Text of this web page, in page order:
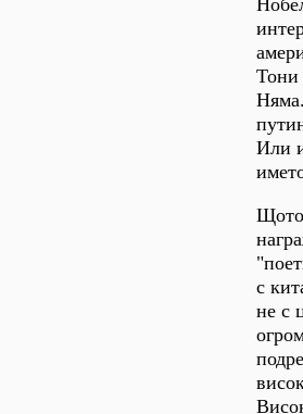
Тони
Или
Щото
с
не с